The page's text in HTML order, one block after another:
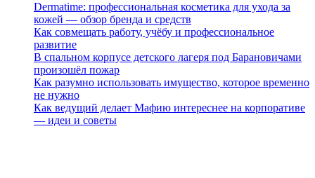
Dermatime: профессиональная косметика для ухода за
кожей — обзор бренда и средств
Как совмещать работу, учёбу и профессиональное
развитие
В спальном корпусе детского лагеря под Барановичами
произошёл пожар
Как разумно использовать имущество, которое временно
не нужно
Как ведущий делает Мафию интереснее на корпоративе
— идеи и советы